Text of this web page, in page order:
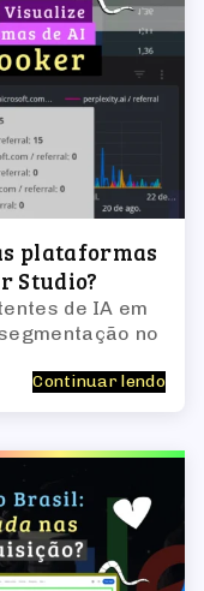
plataformas
Studio?
de IA em
no
Continuar lendo